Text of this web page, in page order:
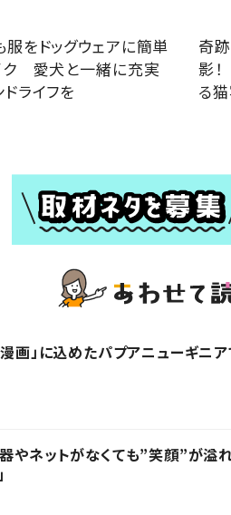
服をドッグウェアに簡単
ク 愛犬と一緒に充実
ライフを
奇
影
る
漫画」に込めたパプアニューギ
やネットがなくても”笑顔”が溢